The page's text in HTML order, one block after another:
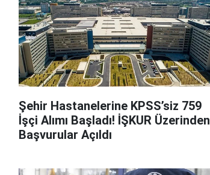
Şehir Hastanelerine KPSS’siz 759
İşçi Alımı Başladı! İŞKUR Üzerinden
Başvurular Açıldı